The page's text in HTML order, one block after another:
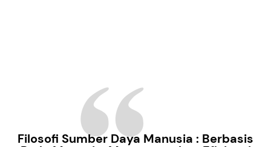
Filosofi Sumber Daya Manusia : Berbasis